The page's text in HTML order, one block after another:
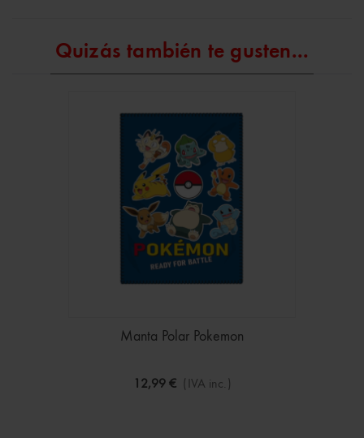
Quizás también te gusten...
Manta Polar Pokemon
12,99 € (IVA inc.)